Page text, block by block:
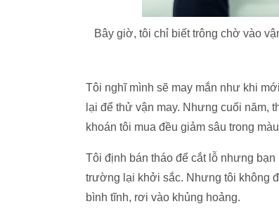
Bây giờ, tôi chỉ biết trông chờ vào
Tôi nghĩ mình sẽ may mắn như khi
lại để thử vận may. Nhưng cuối năm,
khoán tôi mua đều giảm sâu trong
Tôi định bán tháo để cắt lỗ nhưng
trường lại khởi sắc. Nhưng tôi không
bình tĩnh, rơi vào khủng hoảng.